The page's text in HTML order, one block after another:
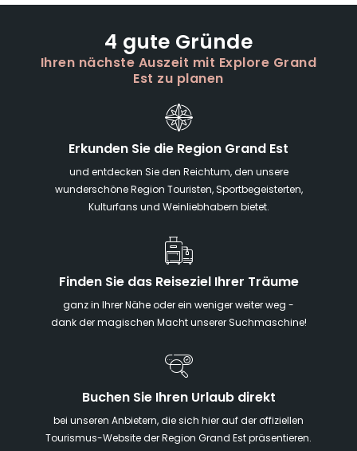
4 gute Gründe
Ihren nächste Auszeit mit Explore Grand
Est zu planen
Erkunden Sie die Region Grand Est
und entdecken Sie den Reichtum, den unsere
wunderschöne Region Touristen, Sportbegeisterten,
Kulturfans und Weinliebhabern bietet.
Finden Sie das Reiseziel Ihrer Träume
ganz in Ihrer Nähe oder ein weniger weiter weg -
dank der magischen Macht unserer Suchmaschine!
Buchen Sie Ihren Urlaub direkt
bei unseren Anbietern, die sich hier auf der offiziellen
Tourismus-Website der Region Grand Est präsentieren.